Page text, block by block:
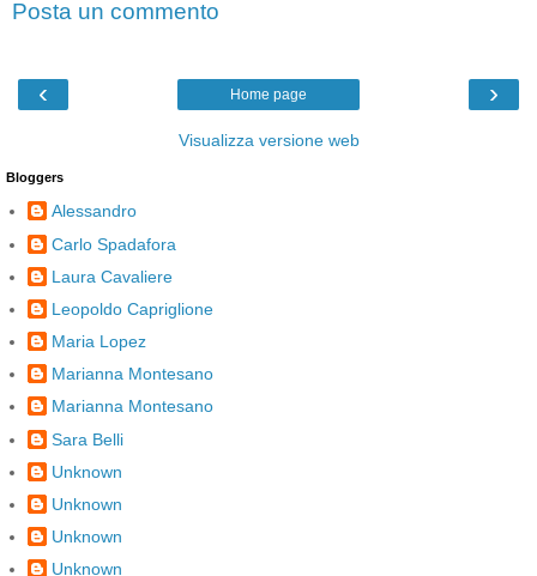
Posta un commento
‹ ›
Home page
Visualizza versione web
Bloggers
Alessandro
Carlo Spadafora
Laura Cavaliere
Leopoldo Capriglione
Maria Lopez
Marianna Montesano
Marianna Montesano
Sara Belli
Unknown
Unknown
Unknown
Unknown